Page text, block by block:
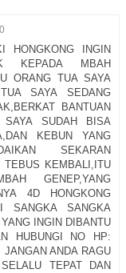
HONGKONG INGIN
KEPADA MBAH
ORANG TUA SAYA
SAYA SEDANG
BANTUAN
SAYA SUDAH BISA
KEBUN YANG
SEKARAN
TEBUS KEMBALI,ITU
GENEP,YANG
4D HONGKONG
SANGKA SANGKA
INGIN DIBANTU
HUBUNGI NO HP:
JANGAN ANDA RAGU
TEPAT DAN